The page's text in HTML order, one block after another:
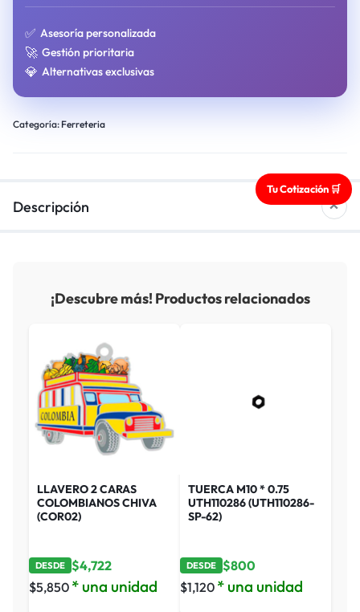
✅ Asesoría personalizada
🚀 Gestión prioritaria
💎 Alternativas exclusivas
Categoría: Ferreteria
Descripción
¡Descubre más! Productos relacionados
LLAVERO 2 CARAS
COLOMBIANOS CHIVA
(COR02)
DESDE $4,722
$5,850 * una unidad
TUERCA M10 * 0.75
UTH110286 (UTH110286-
SP-62)
DESDE $800
$1,120 * una unidad
Tu Cotización 🛒